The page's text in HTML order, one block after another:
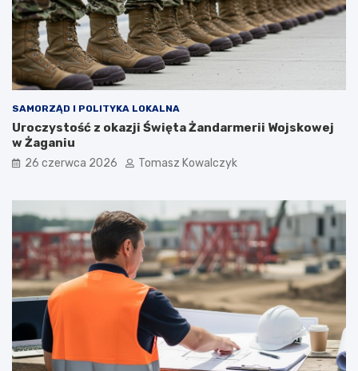
SAMORZĄD I POLITYKA LOKALNA
Uroczystość z okazji Święta Żandarmerii Wojskowej
w Żaganiu
26 czerwca 2026 Tomasz Kowalczyk